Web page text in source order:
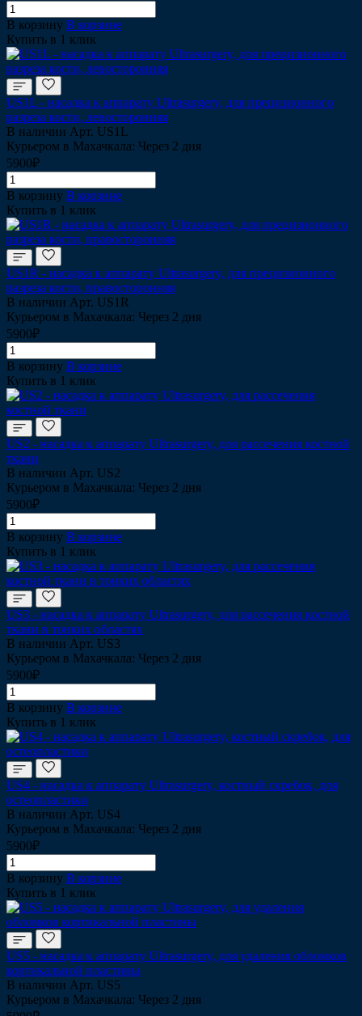
В корзину В корзине
Купить в 1 клик
US1L - насадка к аппарату Ultrasurgery, для прецизионного
разреза кости, левосторонняя
В наличии Арт. US1L
Курьером в Махачкала: Через 2 дня
5900₽
В корзину В корзине
Купить в 1 клик
US1R - насадка к аппарату Ultrasurgery, для прецизионного
разреза кости, правосторонняя
В наличии Арт. US1R
Курьером в Махачкала: Через 2 дня
5900₽
В корзину В корзине
Купить в 1 клик
US2 - насадка к аппарату Ultrasurgery, для рассечения костной
ткани
В наличии Арт. US2
Курьером в Махачкала: Через 2 дня
5900₽
В корзину В корзине
Купить в 1 клик
US3 - насадка к аппарату Ultrasurgery, для рассечения костной
ткани в тонких областях
В наличии Арт. US3
Курьером в Махачкала: Через 2 дня
5900₽
В корзину В корзине
Купить в 1 клик
US4 - насадка к аппарату Ultrasurgery, костный скребок, для
остеопластики
В наличии Арт. US4
Курьером в Махачкала: Через 2 дня
5900₽
В корзину В корзине
Купить в 1 клик
US5 - насадка к аппарату Ultrasurgery, для удаления обломков
кортикальной пластины
В наличии Арт. US5
Курьером в Махачкала: Через 2 дня